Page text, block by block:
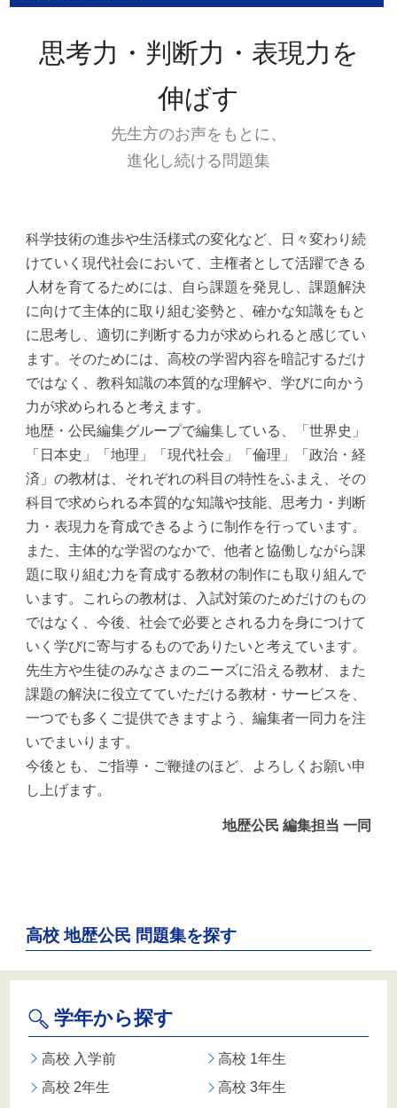
思考力・判断力・表現力を
伸ばす
先生方のお声をもとに、
進化し続ける問題集
科学技術の進歩や生活様式の変化など、日々変わり続
けていく現代社会において、主権者として活躍できる
人材を育てるためには、自ら課題を発見し、課題解決
に向けて主体的に取り組む姿勢と、確かな知識をもと
に思考し、適切に判断する力が求められると感じてい
ます。そのためには、高校の学習内容を暗記するだけ
ではなく、教科知識の本質的な理解や、学びに向かう
力が求められると考えます。
地歴・公民編集グループで編集している、「世界史」
「日本史」「地理」「現代社会」「倫理」「政治・経
済」の教材は、それぞれの科目の特性をふまえ、その
科目で求められる本質的な知識や技能、思考力・判断
力・表現力を育成できるように制作を行っています。
また、主体的な学習のなかで、他者と協働しながら課
題に取り組む力を育成する教材の制作にも取り組んで
います。これらの教材は、入試対策のためだけのもの
ではなく、今後、社会で必要とされる力を身につけて
いく学びに寄与するものでありたいと考えています。
先生方や生徒のみなさまのニーズに沿える教材、また
課題の解決に役立てていただける教材・サービスを、
一つでも多くご提供できますよう、編集者一同力を注
いでまいります。
今後とも、ご指導・ご鞭撻のほど、よろしくお願い申
し上げます。
地歴公民 編集担当 一同
高校 地歴公民 問題集を探す
学年から探す
高校 入学前
高校 1年生
高校 2年生
高校 3年生